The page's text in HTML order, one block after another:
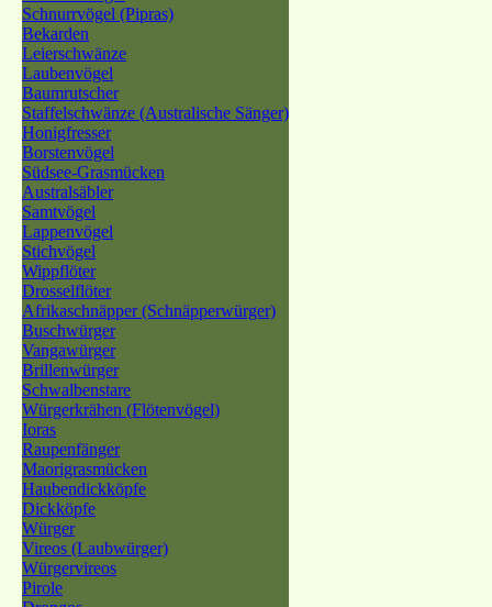
Schnurrvögel (Pipras)
Bekarden
Leierschwänze
Laubenvögel
Baumrutscher
Staffelschwänze (Australische Sänger)
Honigfresser
Borstenvögel
Südsee-Grasmücken
Australsäbler
Samtvögel
Lappenvögel
Stichvögel
Wippflöter
Drosselflöter
Afrikaschnäpper (Schnäpperwürger)
Buschwürger
Vangawürger
Brillenwürger
Schwalbenstare
Würgerkrähen (Flötenvögel)
Ioras
Raupenfänger
Maorigrasmücken
Haubendickköpfe
Dickköpfe
Würger
Vireos (Laubwürger)
Würgervireos
Pirole